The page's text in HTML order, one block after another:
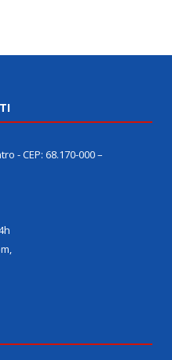
- CEP: 68.170-000 –